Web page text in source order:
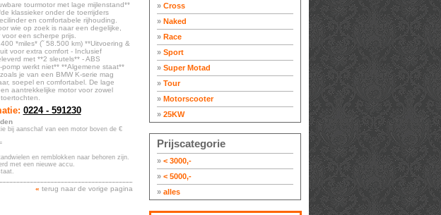
» Cross
» Naked
» Race
» Sport
» Super Motad
» Tour
» Motorscooter
» 25KW
Prijscategorie
» < 3000,-
» < 5000,-
» alles
tourmotor met lage mijlenstand**
klassieker onder de toerrijders
en comfortabele rijhouding.
wie op zoek is naar een degelijke,
een scherpe prijs.
*miles* (˜ 58.500 km) **Uitvoering &
voor extra comfort - Inclusief
met **2 sleutels** - ABS
werkt niet** **Algemene staat**
je van een BMW K-serie mag
soepel en comfortabel. De lage
aantrekkelijke motor voor zowel
0224 - 591230
bij aanschaf van een motor boven de €
en remblokken naar behoren zijn.
met een nieuwe accu.
« terug naar de vorige pagina